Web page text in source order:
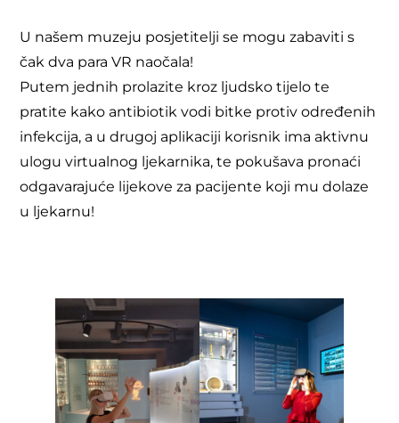
U našem muzeju posjetitelji se mogu zabaviti s
čak dva para VR naočala!
Putem jednih prolazite kroz ljudsko tijelo te
pratite kako antibiotik vodi bitke protiv određenih
infekcija, a u drugoj aplikaciji korisnik ima aktivnu
ulogu virtualnog ljekarnika, te pokušava pronaći
odgavarajuće lijekove za pacijente koji mu dolaze
u ljekarnu!